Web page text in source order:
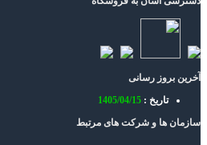
آخرین بروز رسانی
تاریخ : 1405/04/15
سازمان ها و شرکت های مرتبط